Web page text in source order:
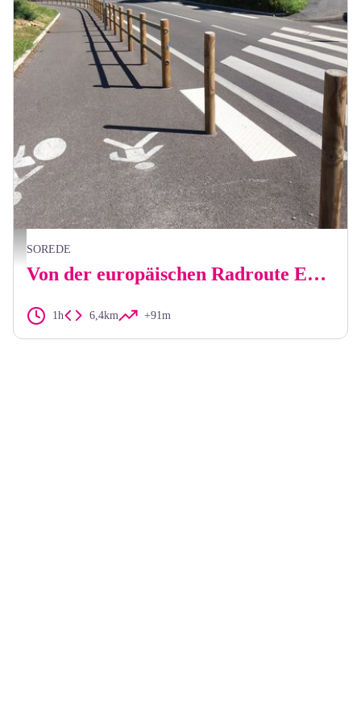
François-Xavier Hallé
SOREDE
Von der europäischen Radroute Eurovélo 8 zum Naturgebiet Mas del Ca
1h 6,4km +91m